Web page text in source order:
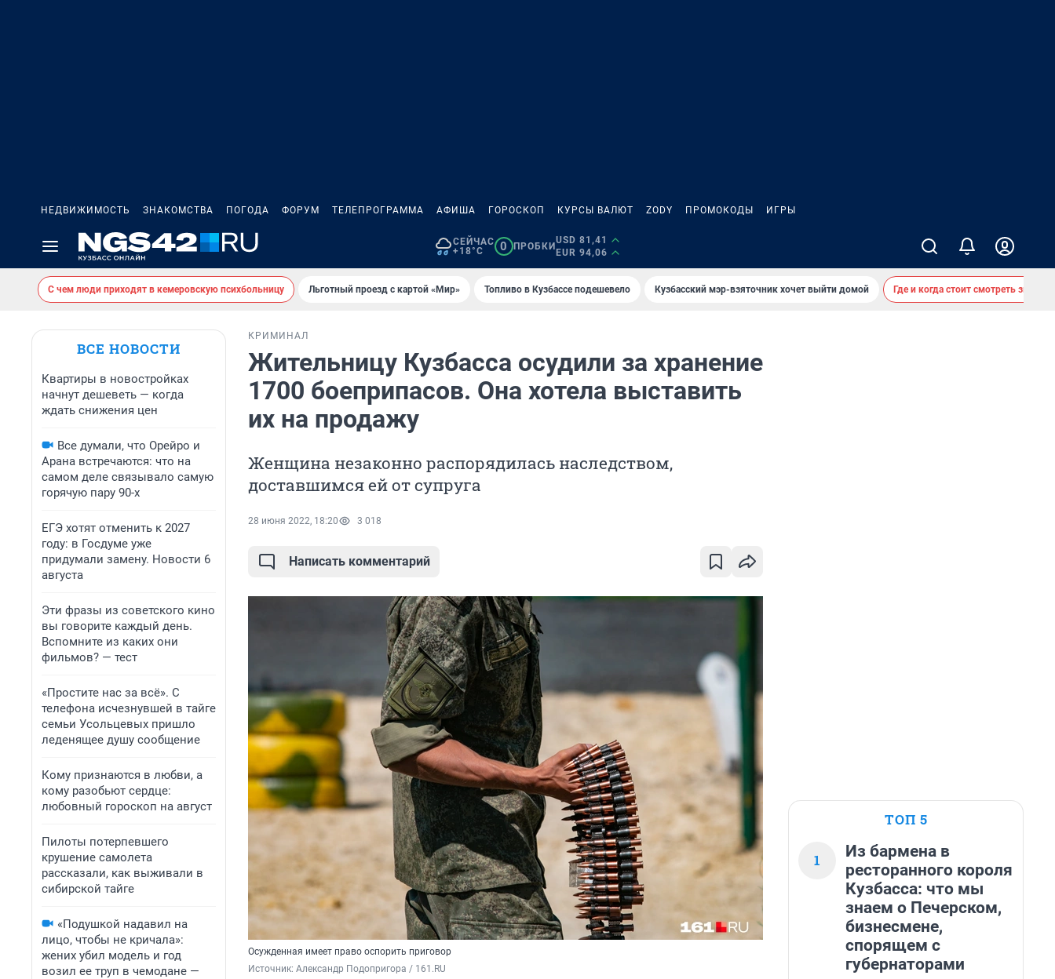
НЕДВИЖИМОСТЬ ЗНАКОМСТВА ПОГОДА ФОРУМ ТЕЛЕПРОГРАММА АФИША ГОРОСКОП КУРСЫ ВАЛЮТ ZODY ПРОМОКОДЫ ИГРЫ
СЕЙЧАС
+18°C
0 ПРОБКИ
USD 81,41
EUR 94,06
С чем люди приходят в кемеровскую психбольницу Льготный проезд с картой «Мир» Топливо в Кузбассе подешевело Кузбасский мэр-взяточник хочет выйти домой Где и когда стоит смотреть
ВСЕ НОВОСТИ
Квартиры в новостройках
начнут дешеветь — когда
ждать снижения цен
Все думали, что Орейро и
Арана встречаются: что на
самом деле связывало самую
горячую пару 90-х
ЕГЭ хотят отменить к 2027
году: в Госдуме уже
придумали замену. Новости 6
августа
Эти фразы из советского кино
вы говорите каждый день.
Вспомните из каких они
фильмов? — тест
«Простите нас за всё». С
телефона исчезнувшей в тайге
семьи Усольцевых пришло
леденящее душу сообщение
Кому признаются в любви, а
кому разобьют сердце:
любовный гороскоп на август
Пилоты потерпевшего
крушение самолета
рассказали, как выживали в
сибирской тайге
«Подушкой надавил на
лицо, чтобы не кричала»:
жених убил модель и год
возил ее труп в чемодане —
КРИМИНАЛ
Жительницу Кузбасса осудили за хранение
1700 боеприпасов. Она хотела выставить
их на продажу
Женщина незаконно распорядилась наследством,
доставшимся ей от супруга
28 июня 2022, 18:20 3 018
Написать комментарий
Осужденная имеет право оспорить приговор
Источник: Александр Подопригора / 161.RU
ТОП 5
1
Из бармена в
ресторанного короля
Кузбасса: что мы
знаем о Печерском,
бизнесмене,
спорящем с
губернаторами